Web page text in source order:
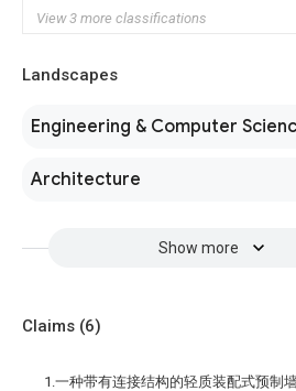
View 3 more classifications
Landscapes
Engineering & Computer
Architecture
Show more
Claims (6)
1.一种带有连接结构的轻质装配式预制